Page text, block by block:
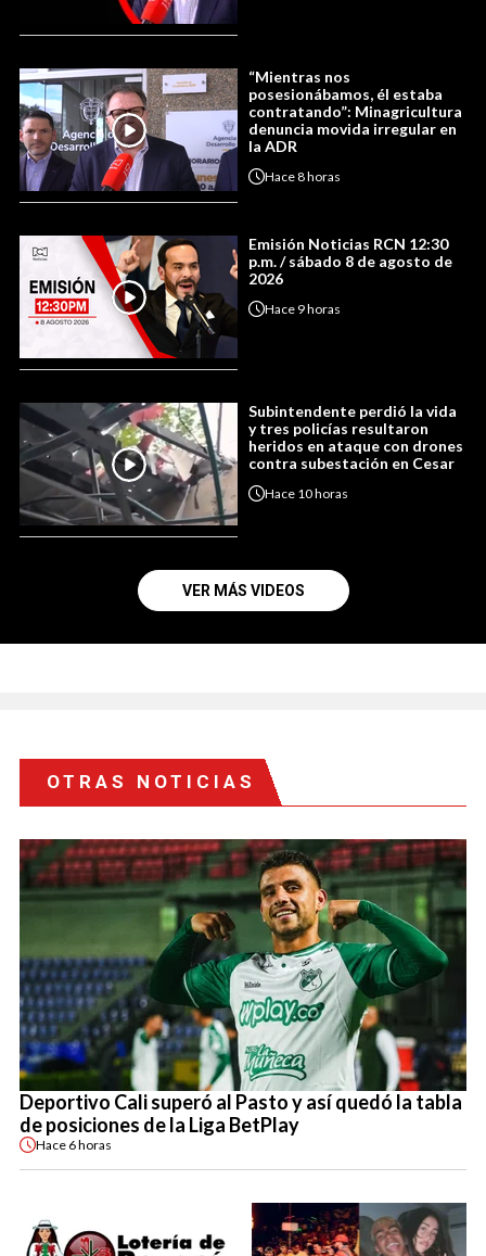
“Mientras nos
posesionábamos, él estaba
contratando”: Minagricultura
denuncia movida irregular en
la ADR
Hace8 horas
Emisión Noticias RCN 12:30
p.m. / sábado 8 de agosto de
2026
Hace 9 horas
Subintendente perdió la vida
y tres policías resultaron
heridos en ataque con drones
contra subestación en Cesar
Hace 10 horas
VER MÁS VIDEOS
OTRAS NOTICIAS
Deportivo Cali superó al Pasto y así quedó la tabla
de posiciones de la Liga BetPlay
Hace 6 horas